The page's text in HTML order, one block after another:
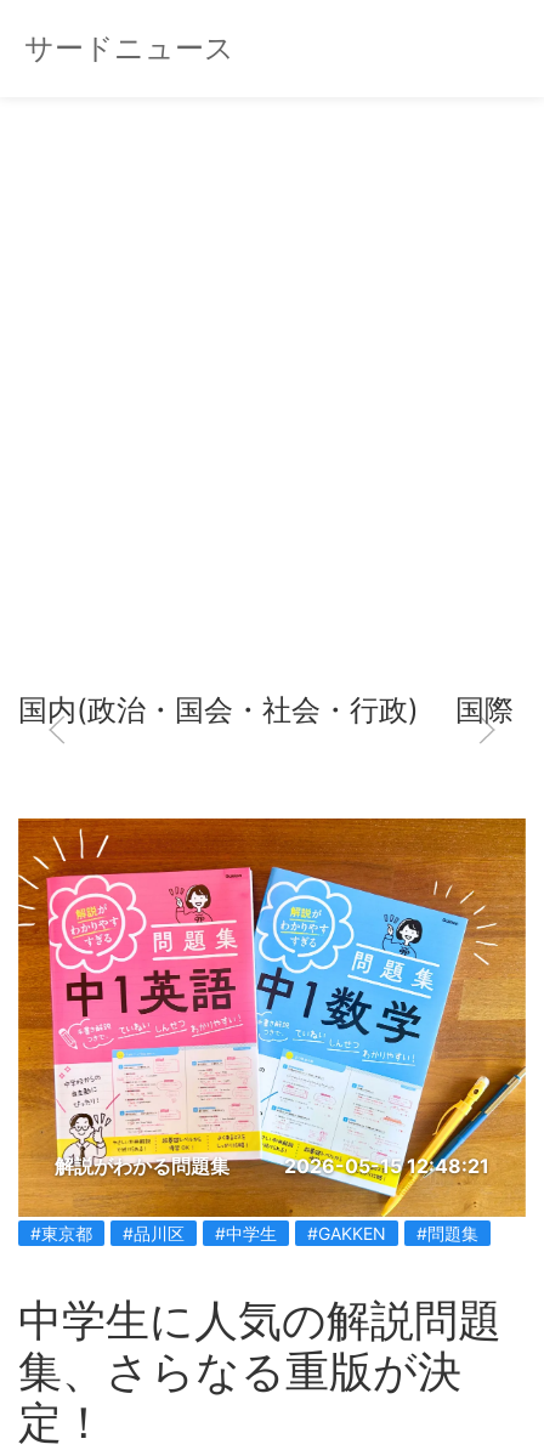
サードニュース
国内(政治・国会・社会・行政) 国際
解説がわかる問題集 2026-05-15 12:48:21
#東京都 #品川区 #中学生 #GAKKEN #問題集
中学生に人気の解説問題
集、さらなる重版が決
定！